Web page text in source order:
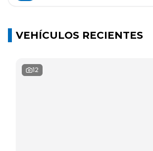
VEHÍCULOS RECIENTES
12